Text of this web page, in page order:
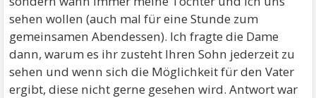
sehen wollen (auch mal für eine Stunde zum
gemeinsamen Abendessen). Ich fragte die Dame
dann, warum es ihr zusteht Ihren Sohn jederzeit zu
sehen und wenn sich die Möglichkeit für den Vater
ergibt, diese nicht gerne gesehen wird. Antwort war